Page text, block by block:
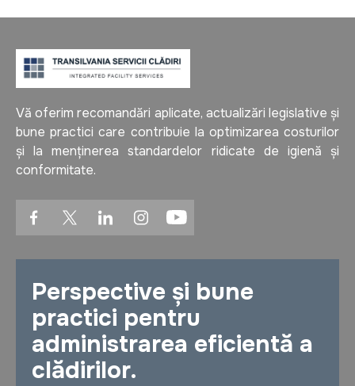
Vă oferim recomandări aplicate, actualizări legislative și
bune practici care contribuie la optimizarea costurilor
și la menținerea standardelor ridicate de igienă și
conformitate.
Perspective și bune
practici pentru
administrarea eficientă a
clădirilor.